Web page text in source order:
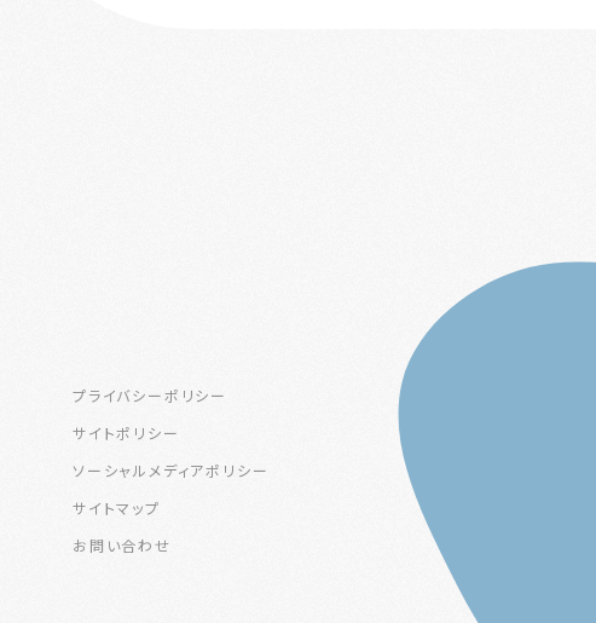
プライバシーポリシー
サイトポリシー
ソーシャルメディアポリシー
サイトマップ
お問い合わせ